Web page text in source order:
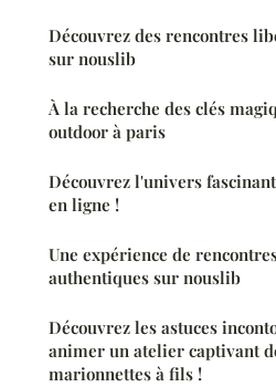
Découvrez des rencontres
sur nouslib
À la recherche des clés
outdoor à paris
Découvrez l'univers
en ligne !
Une expérience de
authentiques sur nouslib
Découvrez les astuces
animer un atelier captivant
marionnettes à fils !